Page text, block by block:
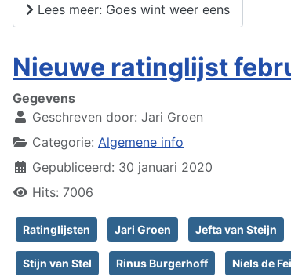
Lees meer: Goes wint weer eens
Nieuwe ratinglijst
Gegevens
Geschreven door: Jari Groen
Categorie: Algemene info
Gepubliceerd: 30 januari 2020
Hits: 7006
Ratinglijsten Jari Groen Jefta van Steijn
Stijn van Stel Rinus Burgerhoff Niels de